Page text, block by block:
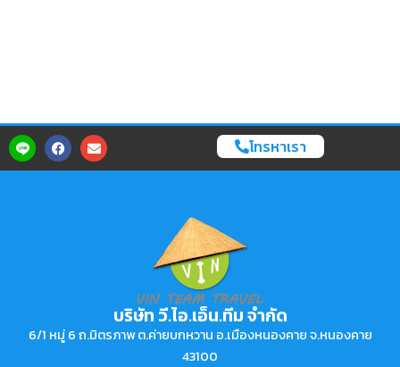
โทรหาเรา
บริษัท วี.ไอ.เอ็น.ทีม จำกัด
6/1 หมู่ 6 ถ.มิตรภาพ ต.ค่ายบกหวาน อ.เมืองหนองคาย จ.หนองคาย
43100